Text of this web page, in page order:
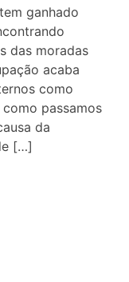
ganhado
das moradas
acaba
como
passamos
da
[…]